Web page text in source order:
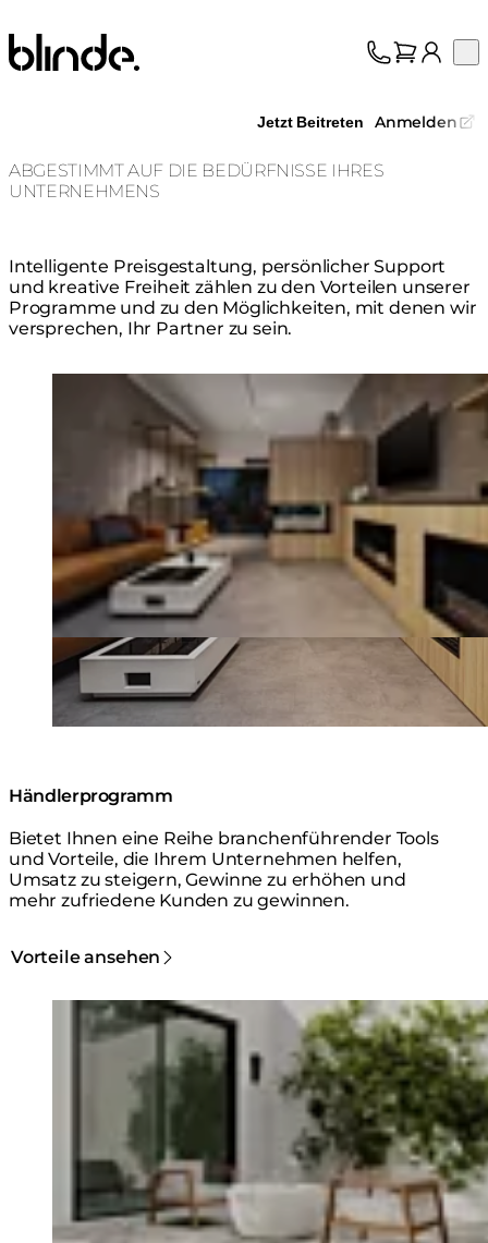
Blinde Design
Jetzt Beitreten Anmelden
ABGESTIMMT AUF DIE BEDÜRFNISSE IHRES
UNTERNEHMENS
Intelligente Preisgestaltung, persönlicher Support
und kreative Freiheit zählen zu den Vorteilen unserer
Programme und zu den Möglichkeiten, mit denen wir
versprechen, Ihr Partner zu sein.
Loading image...
Händlerprogramm
Bietet Ihnen eine Reihe branchenführender Tools
und Vorteile, die Ihrem Unternehmen helfen,
Umsatz zu steigern, Gewinne zu erhöhen und
mehr zufriedene Kunden zu gewinnen.
Vorteile ansehen
Loading image...